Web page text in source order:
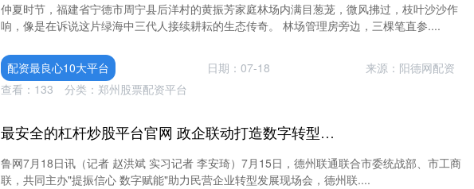
仲夏时节，福建省宁德市周宁县后洋村的黄振芳家庭林场内满目葱茏，微风拂过，枝叶沙沙作
响，像是在诉说这片绿海中三代人接续耕耘的生态传奇。 林场管理房旁边，三棵笔直参....
配资最良心10大平台 日期：07-18
来源：阳德网配资
查看： 133 分类： 郑州股票配资平台
最安全的杠杆炒股平台官网 政企联动打造数字转型新引擎！德州联通与工商联签署战略协议，赋能民营经济智变升级
鲁网7月18日讯（记者 赵洪斌 实习记者 李安琦）7月15日，德州联通联合市委统战部、市工商
联，共同主办"提振信心 数字赋能"助力民营企业转型发展现场会，德州联....